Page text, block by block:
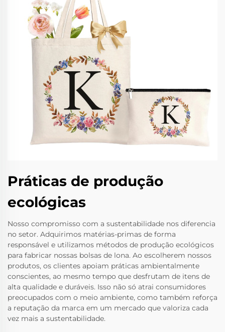
Práticas de produção
ecológicas
Nosso compromisso com a sustentabilidade nos diferencia
no setor. Adquirimos matérias-primas de forma
responsável e utilizamos métodos de produção ecológicos
para fabricar nossas bolsas de lona. Ao escolherem nossos
produtos, os clientes apoiam práticas ambientalmente
conscientes, ao mesmo tempo que desfrutam de itens de
alta qualidade e duráveis. Isso não só atrai consumidores
preocupados com o meio ambiente, como também reforça
a reputação da marca em um mercado que valoriza cada
vez mais a sustentabilidade.